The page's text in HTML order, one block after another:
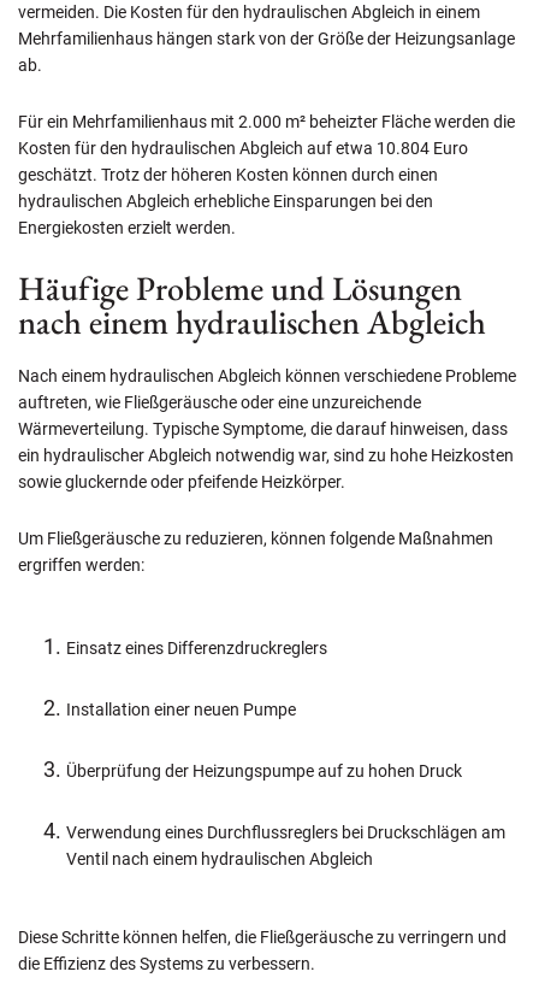
vermeiden. Die Kosten für den hydraulischen Abgleich in einem
Mehrfamilienhaus hängen stark von der Größe der Heizungsanlage
ab.
Für ein Mehrfamilienhaus mit 2.000 m² beheizter Fläche werden die
Kosten für den hydraulischen Abgleich auf etwa 10.804 Euro
geschätzt. Trotz der höheren Kosten können durch einen
hydraulischen Abgleich erhebliche Einsparungen bei den
Energiekosten erzielt werden.
Häufige Probleme und Lösungen
nach einem hydraulischen Abgleich
Nach einem hydraulischen Abgleich können verschiedene Probleme
auftreten, wie Fließgeräusche oder eine unzureichende
Wärmeverteilung. Typische Symptome, die darauf hinweisen, dass
ein hydraulischer Abgleich notwendig war, sind zu hohe Heizkosten
sowie gluckernde oder pfeifende Heizkörper.
Um Fließgeräusche zu reduzieren, können folgende Maßnahmen
ergriffen werden:
Einsatz eines Differenzdruckreglers
Installation einer neuen Pumpe
Überprüfung der Heizungspumpe auf zu hohen Druck
Verwendung eines Durchflussreglers bei Druckschlägen am
Ventil nach einem hydraulischen Abgleich
Diese Schritte können helfen, die Fließgeräusche zu verringern und
die Effizienz des Systems zu verbessern.